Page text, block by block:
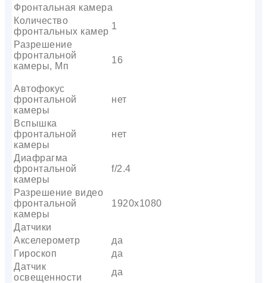
Фронтальная камера
Количество
фронтальных камер
1
Разрешение
фронтальной
камеры, Мп
16
Автофокус
фронтальной
камеры
нет
Вспышка
фронтальной
камеры
нет
Диафрагма
фронтальной
камеры
f/2.4
Разрешение видео
фронтальной
камеры
1920х1080
Датчики
Акселерометр
да
Гироскоп
да
Датчик
освещенности
да